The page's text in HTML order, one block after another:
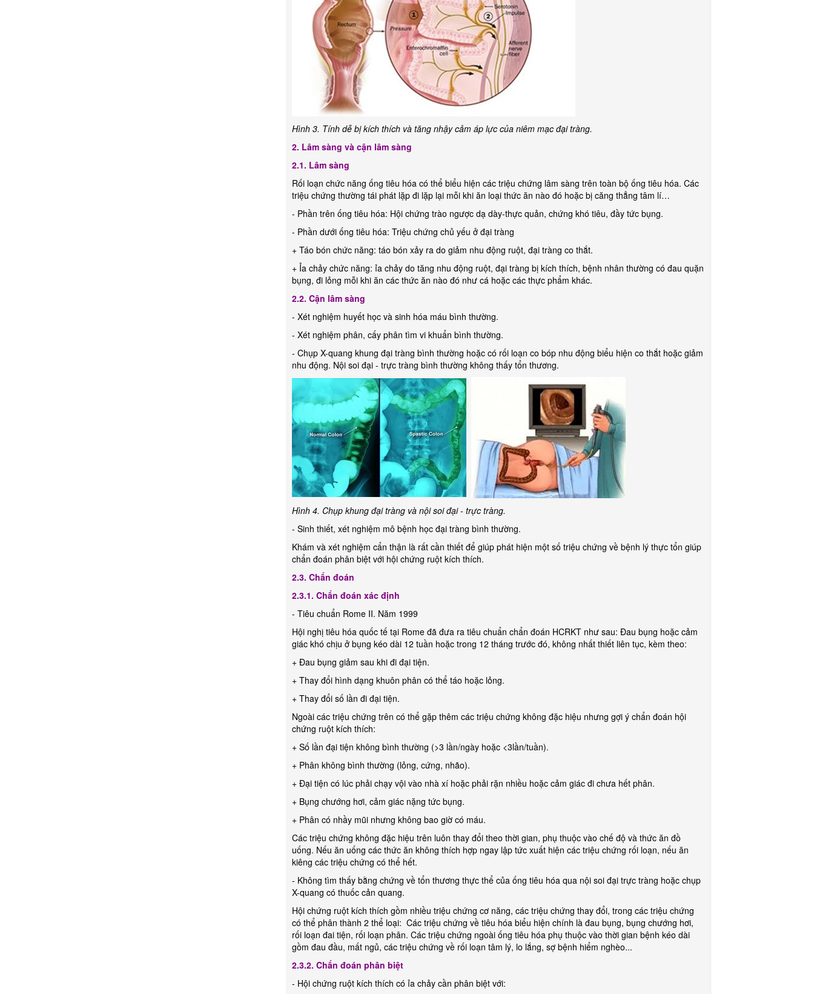
Hình 3. Tính dễ bị kích thích và tăng nhậy cảm áp lực của niêm mạc đại tràng.
2. Lâm sàng và cận lâm sàng
2.1. Lâm sàng
Rối loạn chức năng ống tiêu hóa có thể biểu hiện các triệu chứng lâm sàng trên toàn bộ ống tiêu hóa. Các
triệu chứng thường tái phát lặp đi lặp lại mỗi khi ăn loại thức ăn nào đó hoặc bị căng thẳng tâm lí…
- Phần trên ống tiêu hóa: Hội chứng trào ngược dạ dày-thực quản, chứng khó tiêu, đầy tức bụng.
- Phần dưới ống tiêu hóa: Triệu chứng chủ yếu ở đại tràng
+ Táo bón chức năng: táo bón xảy ra do giảm nhu động ruột, đại tràng co thắt.
+ Ỉa chảy chức năng: ỉa chảy do tăng nhu động ruột, đại tràng bị kích thích, bệnh nhân thường có đau quặn
bụng, đi lỏng mỗi khi ăn các thức ăn nào đó như cá hoặc các thực phẩm khác.
2.2. Cận lâm sàng
- Xét nghiệm huyết học và sinh hóa máu bình thường.
- Xét nghiệm phân, cấy phân tìm vi khuẩn bình thường.
- Chụp X-quang khung đại tràng bình thường hoặc có rối loạn co bóp nhu động biểu hiện co thắt hoặc giảm
nhu động. Nội soi đại - trực tràng bình thường không thấy tổn thương.
Hình 4. Chụp khung đại tràng và nội soi đại - trực tràng.
- Sinh thiết, xét nghiệm mô bệnh học đại tràng bình thường.
Khám và xét nghiệm cẩn thận là rất cần thiết để giúp phát hiện một số triệu chứng về bệnh lý thực tổn giúp
chẩn đoán phân biệt với hội chứng ruột kích thích.
2.3. Chẩn đoán
2.3.1. Chẩn đoán xác định
- Tiêu chuẩn Rome II. Năm 1999
Hội nghị tiêu hóa quốc tế tại Rome đã đưa ra tiêu chuẩn chẩn đoán HCRKT như sau: Đau bụng hoặc cảm
giác khó chịu ở bụng kéo dài 12 tuần hoặc trong 12 tháng trước đó, không nhất thiết liên tục, kèm theo:
+ Đau bụng giảm sau khi đi đại tiện.
+ Thay đổi hình dạng khuôn phân có thể táo hoặc lỏng.
+ Thay đổi số lần đi đại tiện.
Ngoài các triệu chứng trên có thể gặp thêm các triệu chứng không đặc hiệu nhưng gợi ý chẩn đoán hội
chứng ruột kích thích:
+ Số lần đại tiện không bình thường (>3 lần/ngày hoặc <3lần/tuần).
+ Phân không bình thường (lỏng, cứng, nhão).
+ Đại tiện có lúc phải chạy vội vào nhà xí hoặc phải rặn nhiều hoặc cảm giác đi chưa hết phân.
+ Bụng chướng hơi, cảm giác nặng tức bụng.
+ Phân có nhầy mũi nhưng không bao giờ có máu.
Các triệu chứng không đặc hiệu trên luôn thay đổi theo thời gian, phụ thuộc vào chế độ và thức ăn đồ
uống. Nếu ăn uống các thức ăn không thích hợp ngay lập tức xuất hiện các triệu chứng rối loạn, nếu ăn
kiêng các triệu chứng có thể hết.
- Không tìm thấy bằng chứng về tổn thương thực thể của ống tiêu hóa qua nội soi đại trực tràng hoặc chụp
X-quang có thuốc cản quang.
Hội chứng ruột kích thích gồm nhiều triệu chứng cơ năng, các triệu chứng thay đổi, trong các triệu chứng
có thể phân thành 2 thể loại: Các triệu chứng về tiêu hóa biểu hiện chính là đau bụng, bụng chướng hơi,
rối loạn đai tiện, rối loạn phân. Các triệu chứng ngoài ống tiêu hóa phụ thuộc vào thời gian bệnh kéo dài
gồm đau đầu, mất ngủ, các triệu chứng về rối loạn tâm lý, lo lắng, sợ bệnh hiểm nghèo...
2.3.2. Chẩn đoán phân biệt
- Hội chứng ruột kích thích có ỉa chảy cần phân biệt với: